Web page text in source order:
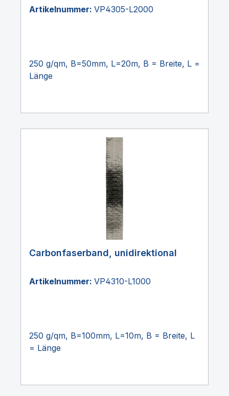
Artikelnummer: VP4305-L2000
250 g/qm, B=50mm, L=20m, B = Breite, L =
Länge
Carbonfaserband, unidirektional
Artikelnummer: VP4310-L1000
250 g/qm, B=100mm, L=10m, B = Breite, L
= Länge